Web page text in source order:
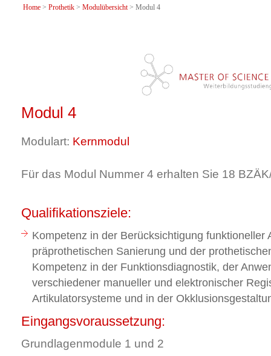
Home > Prothetik > Modulübersicht> Modul 4
Modul 4
Modulart: Kernmodul
Für das Modul Nummer 4 erhalten Sie 18
Qualifikationsziele:
Kompetenz in der Berücksichtigung funktioneller
präprothetischen Sanierung und der
Kompetenz in der Funktionsdiagnostik, der
verschiedener manueller und elektronischer
Artikulatorsysteme und in der
Eingangsvoraussetzung:
Grundlagenmodule 1 und 2